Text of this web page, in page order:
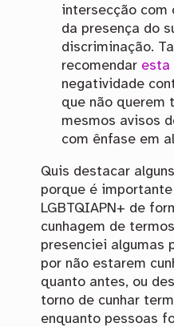
intersecção com
da presença do
discriminação.
recomendar esta
negatividade
que não querem
mesmos avisos
com ênfase em
Quis destacar
porque é
LGBTQIAPN+ de
cunhagem de
presenciei algumas
por não estarem
quanto antes, ou
torno de cunhar
enquanto pessoas